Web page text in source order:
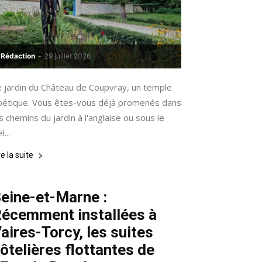
Rédaction - 29 juillet 2026
jardin du Château de Coupvray, un temple
Vous êtes-vous déjà promenés dans
chemins du jardin à l'anglaise ou sous le
la suite
et-Marne :
installées à
Torcy, les suites
flottantes de